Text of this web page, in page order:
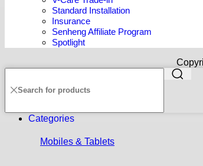
Standard Installation
Insurance
Senheng Affiliate Program
Spotlight
Categories
Mobiles & Tablets